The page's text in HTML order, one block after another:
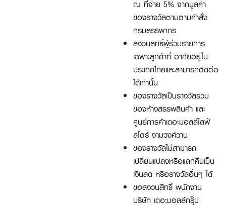
ณ ที่จ่าย 5% จากมูลค่า
ของรางวัลตามตามคำสั่ง
กรมสรรพากร
สงวนสิทธิ์ผู้ร่วมรายการ
เฉพาะลูกค้าที่ อาศัยอยู่ใน
ประเทศไทยและสามารถติดต่อ
ได้เท่านั้น
ของรางวัลเป็นรางวัลรวม
ของห้างสรรพสินค้า และ
ศูนย์การค้าเดอะมอลล์ไลฟ์
สโตร์ งามวงศ์วาน
ของรางวัลไม่สามารถ
เปลี่ยนแปลงหรือแลกคืนเป็น
เงินสด หรือรางวัลอื่นๆ ได้
ขอสงวนสิทธิ์ พนักงาน
บริษัท เดอะมอลล์กรุ๊ป